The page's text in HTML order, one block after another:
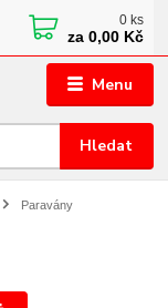
Menu
Hledat
0 ks
za 0,00 Kč
Paravány